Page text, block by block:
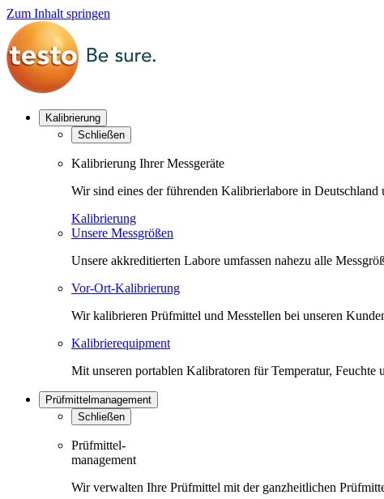
Zum Inhalt springen
Kalibrierung
Schließen
Kalibrierung Ihrer Messgeräte
Wir sind eines der führenden Kalibrierlabore in
Kalibrierung
Unsere Messgrößen
Unsere akkreditierten Labore umfassen nahezu alle
Vor-Ort-Kalibrierung
Wir kalibrieren Prüfmittel und Messtellen bei unseren
Kalibrierequipment
Mit unseren portablen Kalibratoren für Temperatur,
Prüfmittelmanagement
Schließen
Prüfmittel-
management
Wir verwalten Ihre Prüfmittel mit der ganzheitlichen